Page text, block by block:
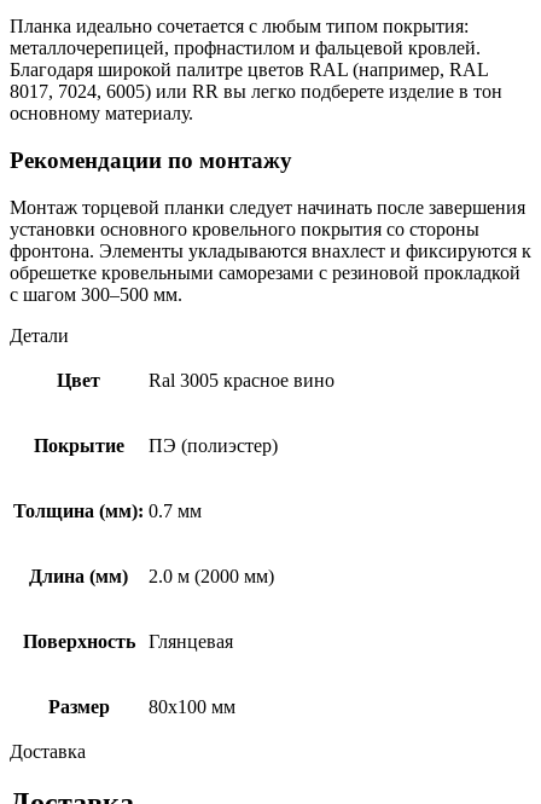
Планка идеально сочетается с любым типом покрытия:
металлочерепицей, профнастилом и фальцевой кровлей.
Благодаря широкой палитре цветов RAL (например, RAL
8017, 7024, 6005) или RR вы легко подберете изделие в тон
основному материалу.
Рекомендации по монтажу
Монтаж торцевой планки следует начинать после завершения
установки основного кровельного покрытия со стороны
фронтона. Элементы укладываются внахлест и фиксируются к
обрешетке кровельными саморезами с резиновой прокладкой
с шагом 300–500 мм.
Детали
Цвет Ral 3005 красное вино
Покрытие ПЭ (полиэстер)
Толщина (мм): 0.7 мм
Длина (мм) 2.0 м (2000 мм)
Поверхность Глянцевая
Размер 80х100 мм
Доставка